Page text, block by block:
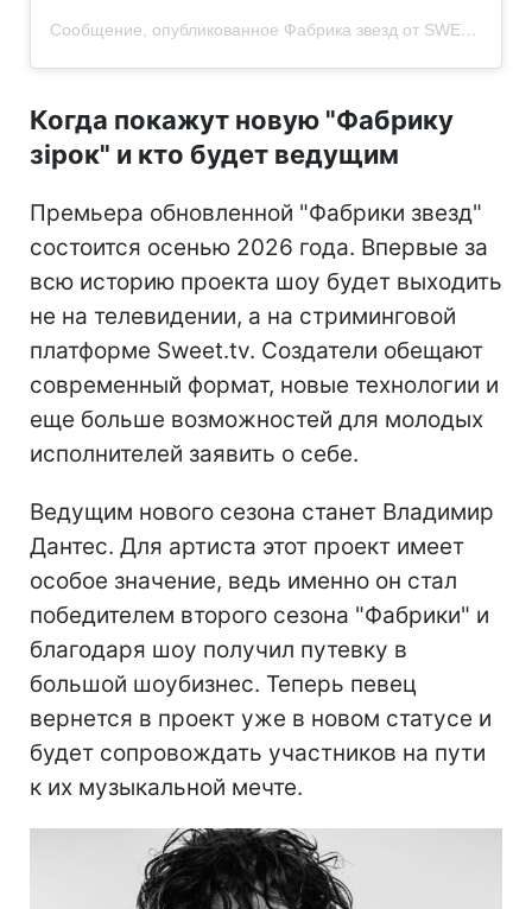
Сообщение, опубликованное Фабрика звезд от SWEET.TV (@fabrykazirok.sweet.tv)
Когда покажут новую "Фабрику
зірок" и кто будет ведущим
Премьера обновленной "Фабрики звезд"
состоится осенью 2026 года. Впервые за
всю историю проекта шоу будет выходить
не на телевидении, а на стриминговой
платформе Sweet.tv. Создатели обещают
современный формат, новые технологии и
еще больше возможностей для молодых
исполнителей заявить о себе.
Ведущим нового сезона станет Владимир
Дантес. Для артиста этот проект имеет
особое значение, ведь именно он стал
победителем второго сезона "Фабрики" и
благодаря шоу получил путевку в
большой шоубизнес. Теперь певец
вернется в проект уже в новом статусе и
будет сопровождать участников на пути
к их музыкальной мечте.